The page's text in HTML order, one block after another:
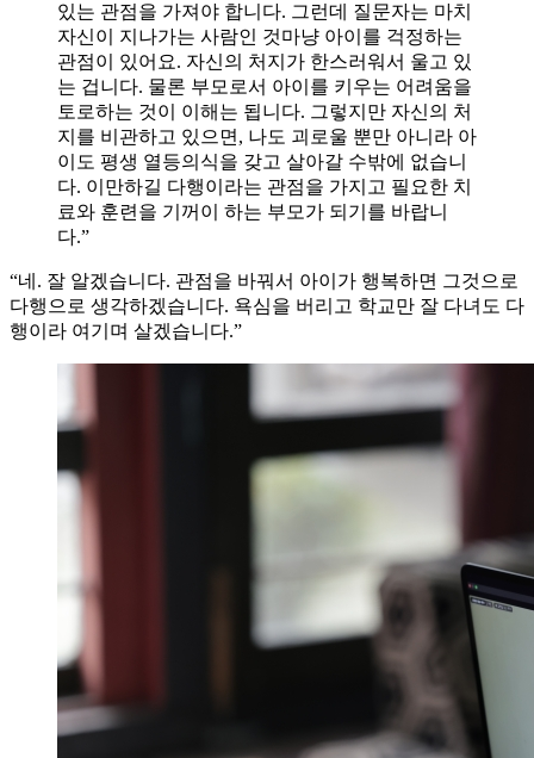
있는 관점을 가져야 합니다. 그런데 질문자는 마치
자신이 지나가는 사람인 것마냥 아이를 걱정하는
관점이 있어요. 자신의 처지가 한스러워서 울고 있
는 겁니다. 물론 부모로서 아이를 키우는 어려움을
토로하는 것이 이해는 됩니다. 그렇지만 자신의 처
지를 비관하고 있으면, 나도 괴로울 뿐만 아니라 아
이도 평생 열등의식을 갖고 살아갈 수밖에 없습니
다. 이만하길 다행이라는 관점을 가지고 필요한 치
료와 훈련을 기꺼이 하는 부모가 되기를 바랍니
다.”
“네. 잘 알겠습니다. 관점을 바꿔서 아이가 행복하면 그것으로
다행으로 생각하겠습니다. 욕심을 버리고 학교만 잘 다녀도 다
행이라 여기며 살겠습니다.”